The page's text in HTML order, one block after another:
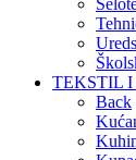
TEKSTIL
Back